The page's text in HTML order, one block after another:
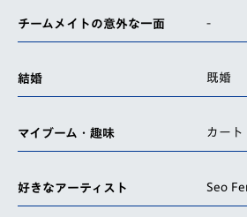
チームメイトの意外な一面 -
結婚 既婚
マイブーム・趣味 カート
好きなアーティスト Seo